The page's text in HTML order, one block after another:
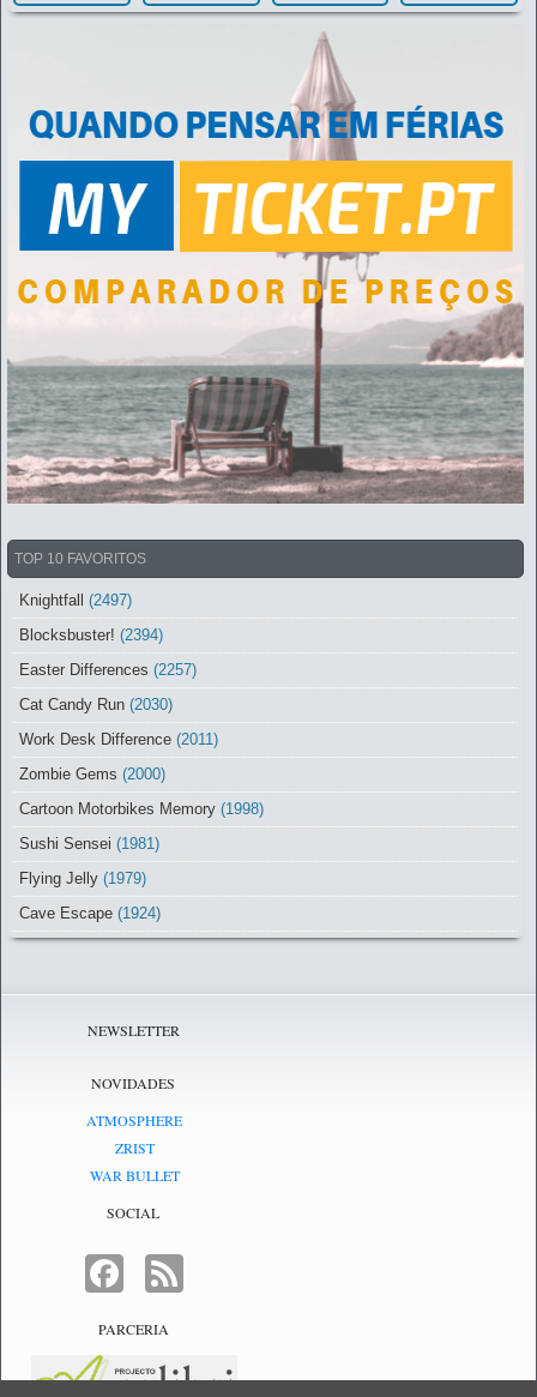
TOP 10 FAVORITOS
Knightfall (2497)
Blocksbuster! (2394)
Easter Differences (2257)
Cat Candy Run (2030)
Work Desk Difference (2011)
Zombie Gems (2000)
Cartoon Motorbikes Memory (1998)
Sushi Sensei (1981)
Flying Jelly (1979)
Cave Escape (1924)
NEWSLETTER
NOVIDADES
ATMOSPHERE
ZRIST
WAR BULLET
SOCIAL
FACEBOOK
PARCERIA